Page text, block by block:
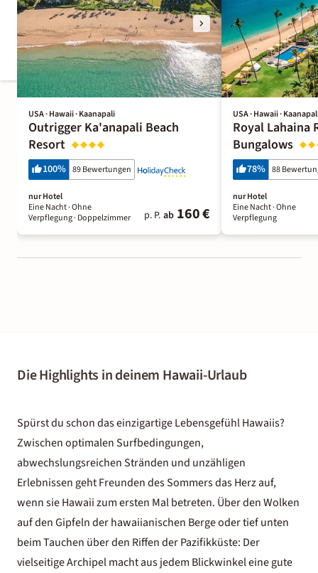
USA · Hawaii · Kaanapali
Outrigger Ka'anapali Beach
Resort
100% 89 Bewertungen
nur Hotel
Eine Nacht· Ohne
Verpflegung· Doppelzimmer p. P. ab 160 €
USA · Hawaii ·
Royal Lahaina
Bungalows
78% 88
nur Hotel
Eine Nacht· Ohne
Verpflegung
Die Highlights in deinem Hawaii-Urlaub
Spürst du schon das einzigartige Lebensgefühl Hawaiis?
Zwischen optimalen Surfbedingungen,
abwechslungsreichen Stränden und unzähligen
Erlebnissen geht Freunden des Sommers das Herz auf,
wenn sie Hawaii zum ersten Mal betreten. Über den Wolken
auf den Gipfeln der hawaiianischen Berge oder tief unten
beim Tauchen über den Riffen der Pazifikküste: Der
vielseitige Archipel macht aus jedem Blickwinkel eine gute